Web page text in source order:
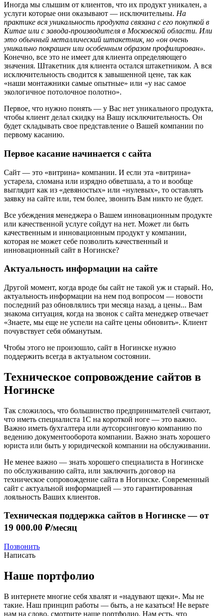
Иногда мы слышим от клиентов, что их продукт уникален, а
услуги которые они оказывают — исключительны. На
практике вся уникальность продукта связана с его покупкой в
Китае или с завода-производителя в Московской области. Или
это обычный металлический штакетник, но «он очень
уникально покрашен или особенным образом профилирован».
Конечно, все это не имеет для клиента определяющего
значения. Штакетник для клиента остался штакетником. А вся
исключительность сводится к завышенной цене, так как
«наши монтажники самые опытные» или «у нас самое
экологичное потолочное полотно».
Первое, что нужно понять — у Вас нет уникального продукта,
чтобы клиент делал скидку на Вашу исключительность. Он
будет складывать свое представление о Вашей компании по
первому касанию.
Первое касание начинается с сайта
Сайт — это «витрина» компании. И если эта «витрина»
устарела, сломана или изрядно обветшала, а то и вообще
выглядит как из «девяностых» или «нулевых», то оставлять
заявку на сайте или, тем более, звонить Вам никто не будет.
Все убеждения менеджера о Вашем инновационным продукте
или качественной услуге сойдут на нет. Может ли быть
качественным и инновационным продукт у компании,
которая не может себе позволить качественный и
инновационный сайт в Ногинске?
Актуальность информации на сайте
Другой момент, когда вроде бы сайт не такой уж и старый. Но,
актуальность информации на нем под вопросом — новости
последний раз обновлялись три месяца назад, а цены... Вам
знакома ситуация, когда на звонок с сайта менеджер отвечает
«Знаете, мы еще не успели на сайте цены обновить». Клиент
почувствует себя обманутым.
Чтобы этого не произошло, сайт в Ногинске нужно
поддержить всегда в актуальном состоянии.
Техническое сопровождение сайтов в
Ногинске
Так сложилось, что большинство предпринимателей считают,
что иметь специалиста 1С на короткой ноге — это важно.
Важно иметь бухгалтера или аутсорсинговую компанию по
ведению документооборота компании. Важно знать хорошего
юриста или быть у юридической компании на обслуживании.
Не менее важно — знать хорошего специалиста в Ногинске
по обслуживанию сайта, или заключить договор на
техническое сопровождение сайта в Ногинске. Современный
сайт с актуальной информацией — это гарантированная
лояльность Ваших клиентов.
Техническая поддержка сайтов в Ногинске —от
19 000.00 ₽/месяц
Позвонить
Написать
Наше портфолио
В интернете многие себя хвалят и «надувают щеки». Мы не
такие. Наш принцип работы — быть, а не казаться! Не верьте
нам на слово, смотрите наше портфолио. Нам есть, что